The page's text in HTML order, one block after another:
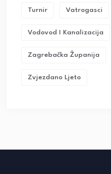
Turnir Vatrogasci
Vodovod I Kanalizacija
Zagrebačka Županija
Zvjezdano Ljeto